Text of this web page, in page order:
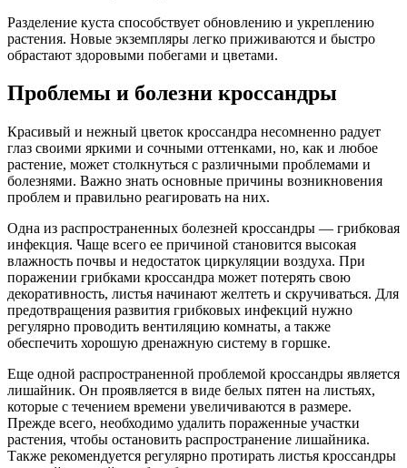
Разделение куста способствует обновлению и укреплению
растения. Новые экземпляры легко приживаются и быстро
обрастают здоровыми побегами и цветами.
Проблемы и болезни кроссандры
Красивый и нежный цветок кроссандра несомненно радует
глаз своими яркими и сочными оттенками, но, как и любое
растение, может столкнуться с различными проблемами и
болезнями. Важно знать основные причины возникновения
проблем и правильно реагировать на них.
Одна из распространенных болезней кроссандры — грибковая
инфекция. Чаще всего ее причиной становится высокая
влажность почвы и недостаток циркуляции воздуха. При
поражении грибками кроссандра может потерять свою
декоративность, листья начинают желтеть и скручиваться. Для
предотвращения развития грибковых инфекций нужно
регулярно проводить вентиляцию комнаты, а также
обеспечить хорошую дренажную систему в горшке.
Еще одной распространенной проблемой кроссандры является
лишайник. Он проявляется в виде белых пятен на листьях,
которые с течением времени увеличиваются в размере.
Прежде всего, необходимо удалить пораженные участки
растения, чтобы остановить распространение лишайника.
Также рекомендуется регулярно протирать листья кроссандры